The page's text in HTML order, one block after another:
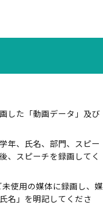
した「動画データ」及び
年、氏名、部門、スピー
、スピーチを録画してく
使用の媒体に録画し、媒
名」を明記してくださ